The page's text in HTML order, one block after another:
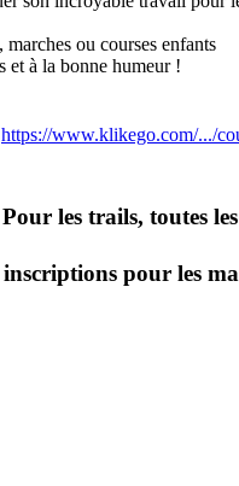
ou courses enfants
et à la bonne humeur !
https://www.klikego.com/.../
Pour les trails, toutes
pour les